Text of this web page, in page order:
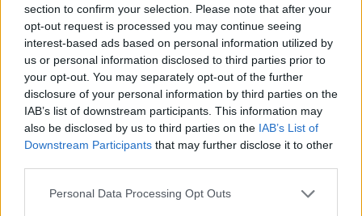
section to confirm your selection. Please note that after your
opt-out request is processed you may continue seeing
interest-based ads based on personal information utilized by
us or personal information disclosed to third parties prior to
your opt-out. You may separately opt-out of the further
disclosure of your personal information by third parties on the
IAB’s list of downstream participants. This information may
also be disclosed by us to third parties on the IAB’s List of
Downstream Participants that may further disclose it to other
Personal Data Processing Opt Outs
Son montant est révisé chaque année, généralement
au 1er janvier, afin de tenir compte de l’évolution de
l’économie et de préserver le pouvoir d’achat des
travailleurs les moins rémunérés.